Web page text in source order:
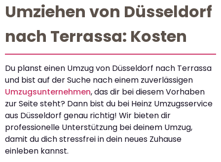
Umziehen von Düsseldorf
nach Terrassa: Kosten
Du planst einen Umzug von Düsseldorf nach Terrassa
und bist auf der Suche nach einem zuverlässigen
Umzugsunternehmen, das dir bei diesem Vorhaben
zur Seite steht? Dann bist du bei Heinz Umzugsservice
aus Düsseldorf genau richtig! Wir bieten dir
professionelle Unterstützung bei deinem Umzug,
damit du dich stressfrei in dein neues Zuhause
einleben kannst.